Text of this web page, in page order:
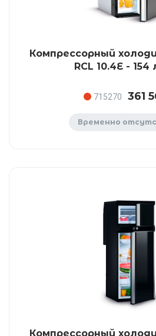
Компрессорный
RCL 10.4E -
715270 361
Временно
Компрессорный